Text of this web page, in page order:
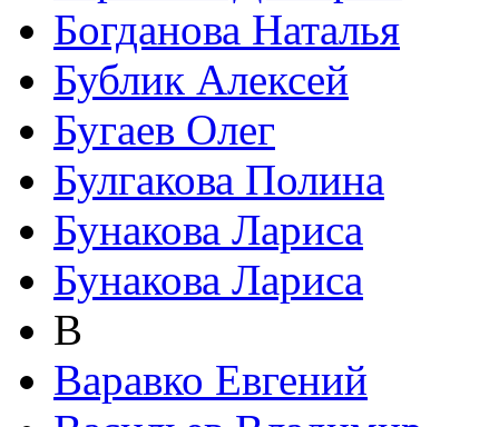
Богданова Наталья
Бублик Алексей
Бугаев Олег
Булгакова Полина
Бунакова Лариса
Бунакова Лариса
В
Варавко Евгений